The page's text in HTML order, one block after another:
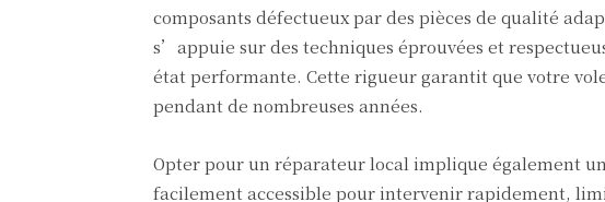
composants défectueux par des pièces de qualité
s’appuie sur des techniques éprouvées et
état performante. Cette rigueur garantit que votre
pendant de nombreuses années.
Opter pour un réparateur local implique également
facilement accessible pour intervenir rapidement,